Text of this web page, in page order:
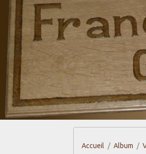
Accueil Album